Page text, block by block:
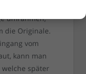
umrahmen,
die Originale.
vom
kann man
welche später